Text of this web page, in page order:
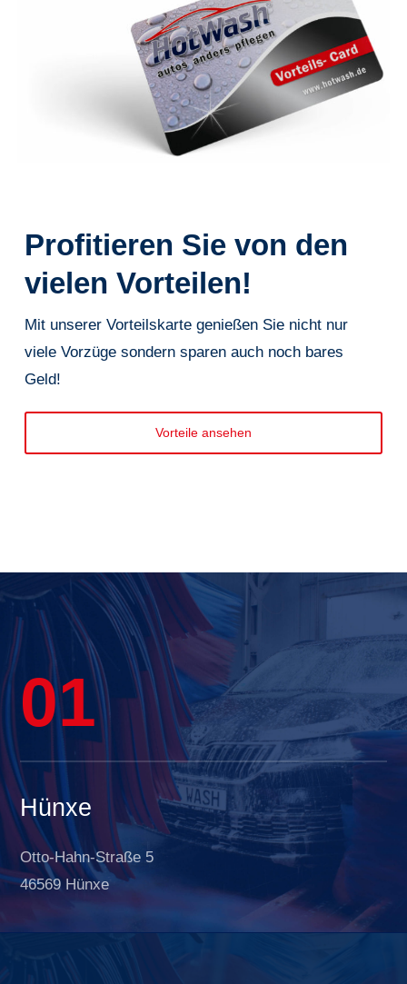
Profitieren Sie von den
vielen Vorteilen!
Mit unserer Vorteilskarte genießen Sie nicht nur
viele Vorzüge sondern sparen auch noch bares
Geld!
Vorteile ansehen
01
Hünxe
Otto-Hahn-Straße 5
46569 Hünxe